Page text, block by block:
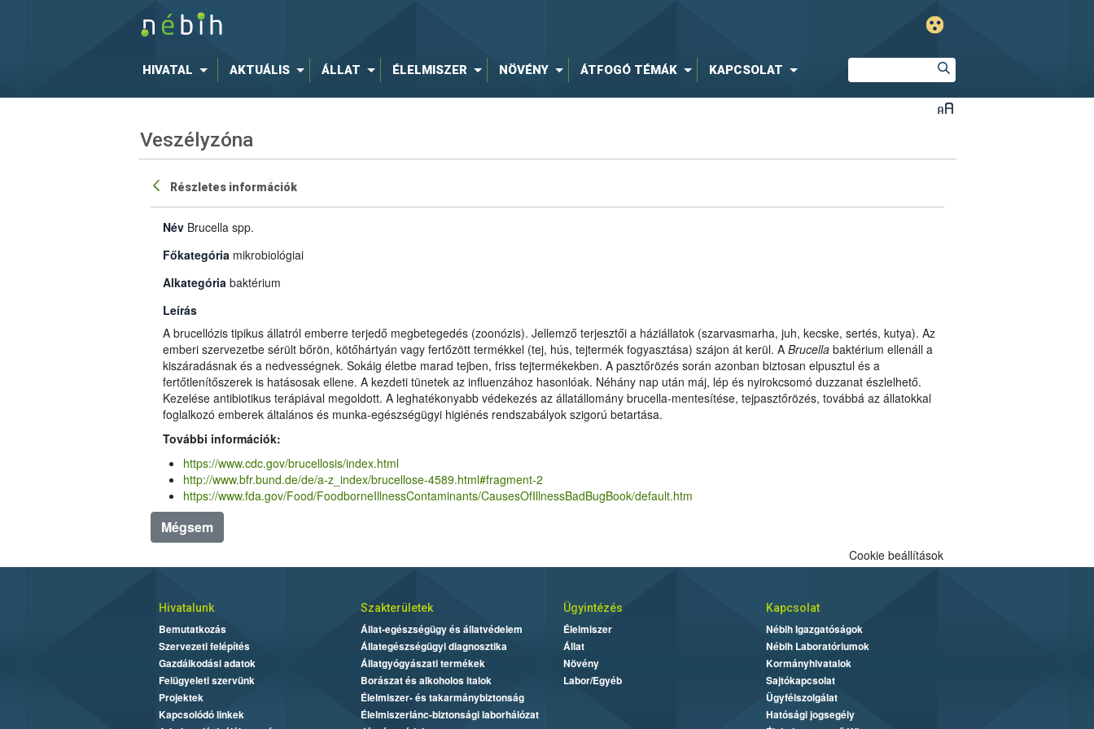
HIVATAL AKTUÁLIS ÁLLAT ÉLELMISZER NÖVÉNY ÁTFOGÓ TÉMÁK KAPCSOLAT
Veszélyzóna
Részletes információk
Név Brucella spp.
Főkategória mikrobiológiai
Alkategória baktérium
Leírás
A brucellózis tipikus állatról emberre terjedő megbetegedés (zoonózis). Jellemző terjesztői a háziállatok (szarvasmarha, juh, kecske, sertés, kutya). Az
emberi szervezetbe sérült bőrön, kötőhártyán vagy fertőzött termékkel (tej, hús, tejtermék fogyasztása) szájon át kerül. A Brucellabaktérium ellenáll a
kiszáradásnak és a nedvességnek. Sokáig életbe marad tejben, friss tejtermékekben. A pasztőrözés során azonban biztosan elpusztul és a
fertőtlenítőszerek is hatásosak ellene. A kezdeti tünetek az influenzához hasonlóak. Néhány nap után máj, lép és nyirokcsomó duzzanat észlelhető.
Kezelése antibiotikus terápiával megoldott. A leghatékonyabb védekezés az állatállomány brucella-mentesítése, tejpasztőrözés, továbbá az állatokkal
foglalkozó emberek általános és munka-egészségügyi higiénés rendszabályok szigorú betartása.
További információk:
https://www.cdc.gov/brucellosis/index.html
http://www.bfr.bund.de/de/a-z_index/brucellose-4589.html#fragment-2
https://www.fda.gov/Food/FoodborneIllnessContaminants/CausesOfIllnessBadBugBook/default.htm
Mégsem
Cookie beállítások
Hivatalunk
Bemutatkozás
Szervezeti felépítés
Gazdálkodási adatok
Felügyeleti szervünk
Projektek
Kapcsolódó linkek
Szakterületek
Állat-egészségügy és állatvédelem
Állategészségügyi diagnosztika
Állatgyógyászati termékek
Borászat és alkoholos italok
Élelmiszer- és takarmánybiztonság
Élelmiszerlánc-biztonsági laborhálózat
Ügyintézés
Élelmiszer
Állat
Növény
Labor/Egyéb
Kapcsolat
Nébih Igazgatóságok
Nébih Laboratóriumok
Kormányhivatalok
Sajtókapcsolat
Ügyfélszolgálat
Hatósági jogsegély